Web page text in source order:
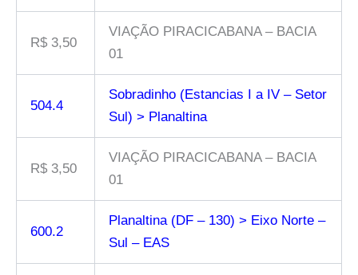
R$ 3,50
VIAÇÃO PIRACICABANA – BACIA
01
504.4
Sobradinho (Estancias I a IV – Setor
Sul) > Planaltina
R$ 3,50
VIAÇÃO PIRACICABANA – BACIA
01
600.2
Planaltina (DF – 130) > Eixo Norte –
Sul – EAS